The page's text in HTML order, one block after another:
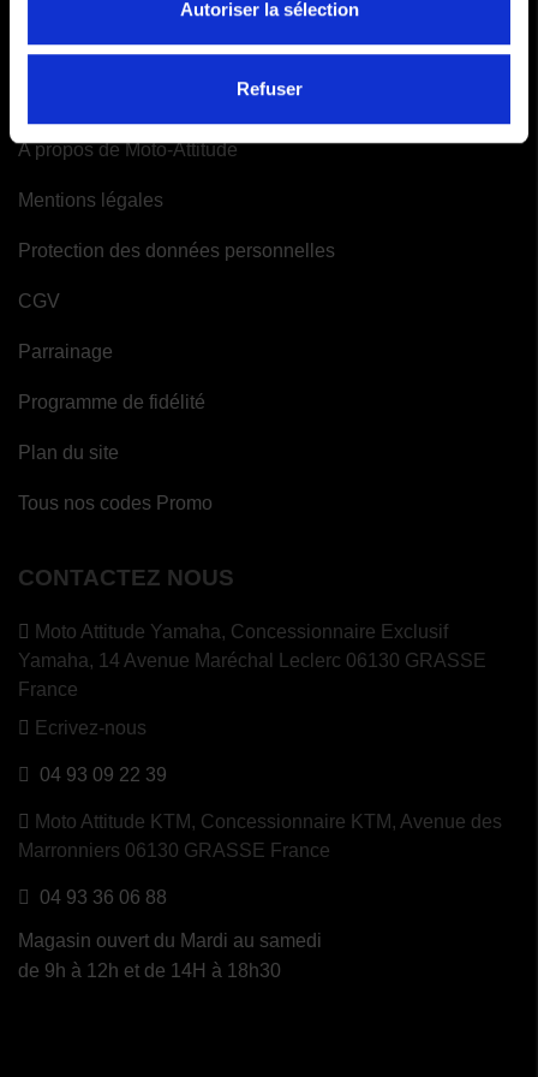
Autoriser la sélection
Refuser
A propos de Moto-Attitude
Mentions légales
Protection des données personnelles
CGV
Parrainage
Programme de fidélité
Plan du site
Tous nos codes Promo
CONTACTEZ NOUS
Moto Attitude Yamaha, Concessionnaire Exclusif
Yamaha, 14 Avenue Maréchal Leclerc 06130 GRASSE
France
Ecrivez-nous
04 93 09 22 39
Moto Attitude KTM, Concessionnaire KTM, Avenue des
Marronniers 06130 GRASSE France
04 93 36 06 88
Magasin ouvert du Mardi au samedi
de 9h à 12h et de 14H à 18h30